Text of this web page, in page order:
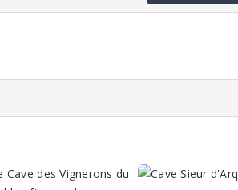
des Vignerons du